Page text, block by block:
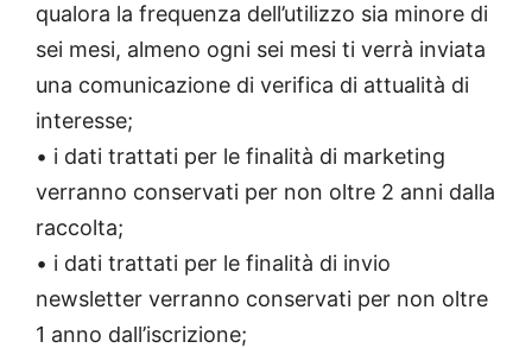
qualora la frequenza dell’utilizzo sia minore di
sei mesi, almeno ogni sei mesi ti verrà inviata
una comunicazione di verifica di attualità di
interesse;
• i dati trattati per le finalità di marketing
verranno conservati per non oltre 2 anni dalla
raccolta;
• i dati trattati per le finalità di invio
newsletter verranno conservati per non oltre
1 anno dall’iscrizione;